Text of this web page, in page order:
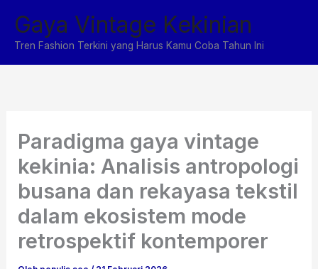
konten
Gaya Vintage Kekinian
Tren Fashion Terkini yang Harus Kamu Coba Tahun Ini
Paradigma gaya vintage
kekinia: Analisis antropologi
busana dan rekayasa tekstil
dalam ekosistem mode
retrospektif kontemporer